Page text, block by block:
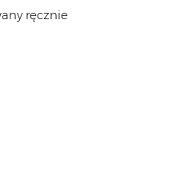
ręcznie